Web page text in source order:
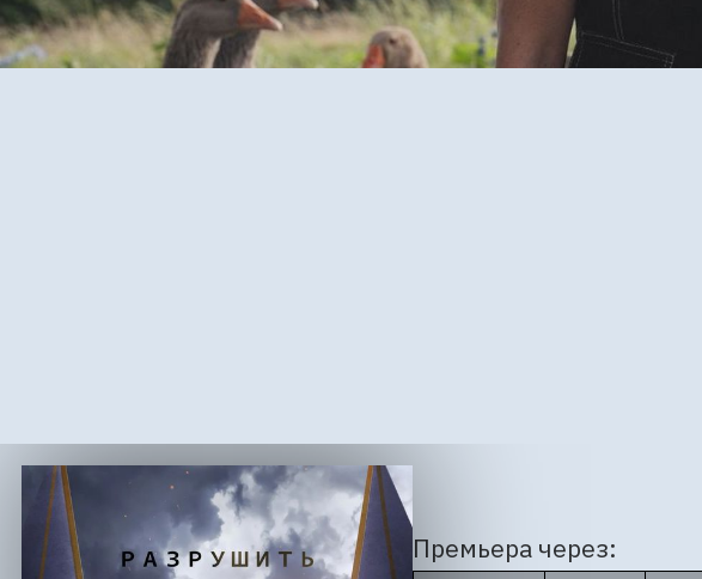
Премьера через: